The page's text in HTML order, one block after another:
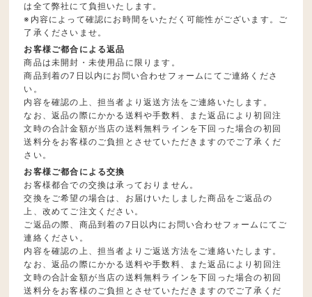
は全て弊社にて負担いたします。
※内容によって確認にお時間をいただく可能性がございます。ご
了承くださいませ。
お客様ご都合による返品
商品は未開封・未使用品に限ります。
商品到着の7日以内にお問い合わせフォームにてご連絡くださ
い。
内容を確認の上、担当者より返送方法をご連絡いたします。
なお、返品の際にかかる送料や手数料、また返品により初回注
文時の合計金額が当店の送料無料ラインを下回った場合の初回
送料分をお客様のご負担とさせていただきますのでご了承くだ
さい。
お客様ご都合による交換
お客様都合での交換は承っておりません。
交換をご希望の場合は、お届けいたしました商品をご返品の
上、改めてご注文ください。
ご返品の際、商品到着の7日以内にお問い合わせフォームにてご
連絡ください。
内容を確認の上、担当者よりご返送方法をご連絡いたします。
なお、返品の際にかかる送料や手数料、また返品により初回注
文時の合計金額が当店の送料無料ラインを下回った場合の初回
送料分をお客様のご負担とさせていただきますのでご了承くだ